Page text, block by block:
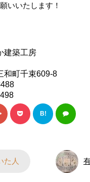
いいたします！
建築工房
和町千束609-8
B!
た人